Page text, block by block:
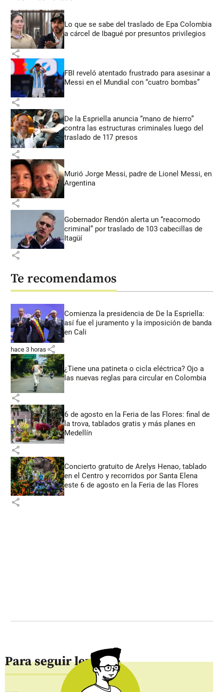
Lo que se sabe del traslado de Epa Colombia
a cárcel de Ibagué por presuntos privilegios
share
FBI reveló atentado frustrado para asesinar a
Messi en el Mundial con “cuatro bombas”
share
De la Espriella anuncia “mano de hierro”
contra las estructuras criminales luego del
traslado de 117 presos
share
Murió Jorge Messi, padre de Lionel Messi, en
Argentina
share
Gobernador Rendón alerta un “reacomodo
criminal” por traslado de 103 cabecillas de
Itagüí
share
Te recomendamos
Comienza la presidencia de De la Espriella:
así fue el juramento y la imposición de banda
en Cali
hace 3 horas share
¿Tiene una patineta o cicla eléctrica? Ojo a
las nuevas reglas para circular en Colombia
share
6 de agosto en la Feria de las Flores: final de
la trova, tablados gratis y más planes en
Medellín
share
Concierto gratuito de Arelys Henao, tablado
en el Centro y recorridos por Santa Elena
este 6 de agosto en la Feria de las Flores
share
Para seguir leyendo